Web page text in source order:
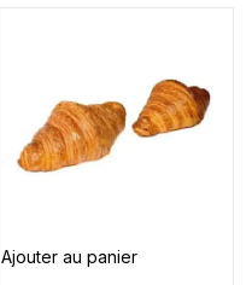
Ajouter au panier